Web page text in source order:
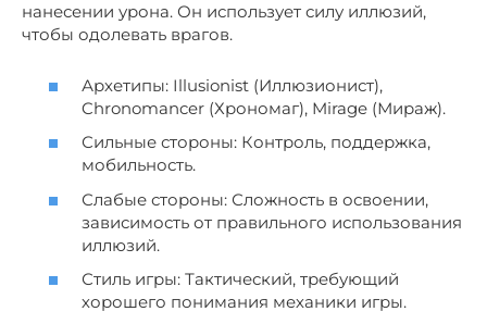
нанесении урона. Он использует силу иллюзий,
чтобы одолевать врагов.
Архетипы: Illusionist (Иллюзионист),
Chronomancer (Хрономаг), Mirage (Мираж).
Сильные стороны: Контроль, поддержка,
мобильность.
Слабые стороны: Сложность в освоении,
зависимость от правильного использования
иллюзий.
Стиль игры: Тактический, требующий
хорошего понимания механики игры.